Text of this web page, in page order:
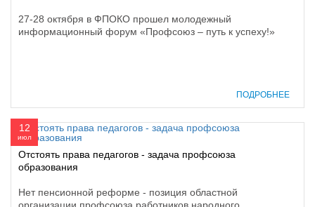
27-28 октября в ФПОКО прошел молодежный
информационный форум «Профсоюз – путь к успеху!»
ПОДРОБНЕЕ
12
июл
Отстоять права педагогов - задача профсоюза
образования
Нет пенсионной реформе - позиция областной